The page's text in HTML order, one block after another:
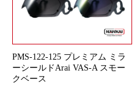
PMS-122-125 プレミアム ミラ
ーシールドArai VAS-A スモー
クベース